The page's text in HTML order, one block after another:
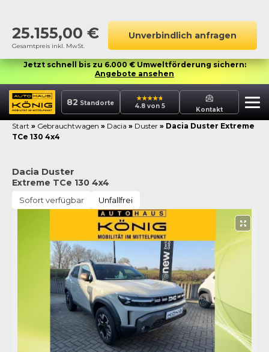
25.155,00 €
Gesamtpreis inkl. MwSt.
Unverbindlich anfragen
Jetzt schnell bis zu 6.000 € Umweltförderung sichern:
Angebote ansehen
82 Standorte 4.8 von 5 Kontakt
Start » Gebrauchtwagen » Dacia » Duster » Dacia Duster Extreme
TCe 130 4x4
Dacia Duster
Extreme TCe 130 4x4
Sofort verfügbar Unfallfrei